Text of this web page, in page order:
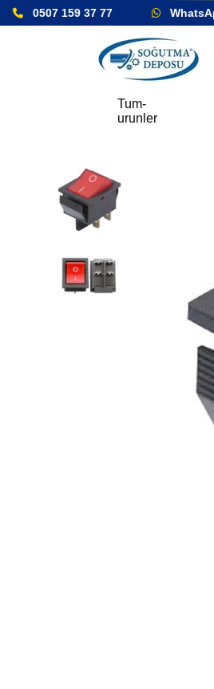
0507 159 37 77
Tum-
urunler